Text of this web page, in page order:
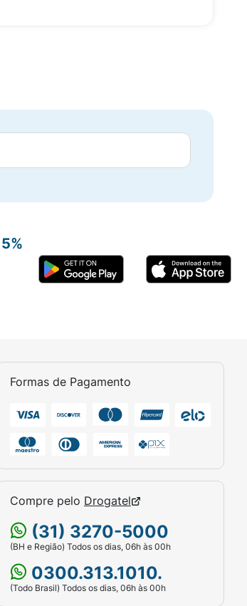
Formas de Pagamento
Compre pelo Drogatel
(31) 3270-5000
(BH e Região) Todos os dias, 06h às 00h
0300.313.1010.
(Todo Brasil) Todos os dias, 06h às 00h